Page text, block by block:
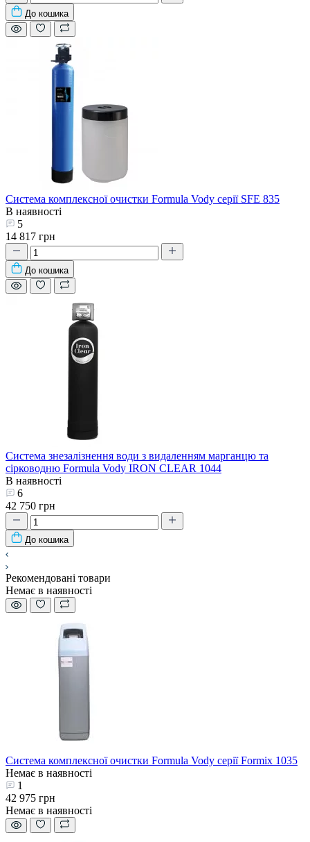
До кошика
Система комплексної очистки Formula Vody серії SFE 835
В наявності
5
14 817 грн
До кошика
Система знезалізнення води з видаленням марганцю та
сірководню Formula Vody IRON CLEAR 1044
В наявності
6
42 750 грн
До кошика
Рекомендовані товари
Немає в наявності
Система комплексної очистки Formula Vody серії Formix 1035
Немає в наявності
1
42 975 грн
Немає в наявності